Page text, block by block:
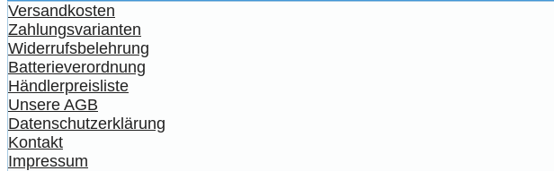
Versandkosten
Zahlungsvarianten
Widerrufsbelehrung
Batterieverordnung
Händlerpreisliste
Unsere AGB
Datenschutzerklärung
Kontakt
Impressum